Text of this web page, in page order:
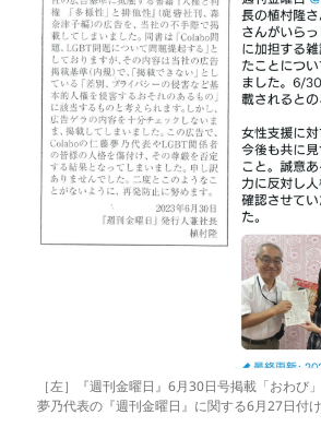
［左］『週刊金曜日』6月30日号掲載「おわび
夢乃代表の『週刊金曜日』に関する6月27日付